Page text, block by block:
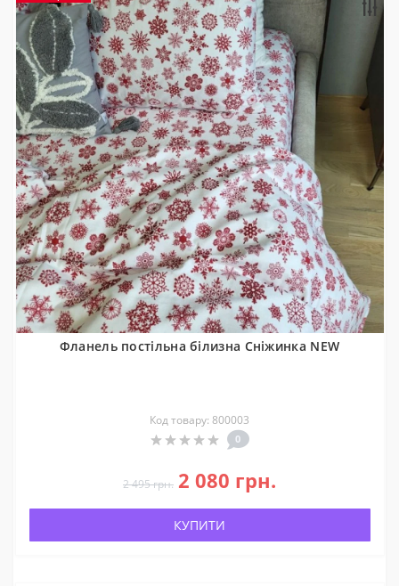
Фланель постільна білизна Сніжинка NEW
Код товару: 800003
0
2 495 грн. 2 080 грн.
КУПИТИ